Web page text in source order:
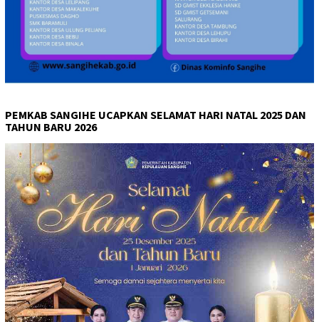
PEMKAB SANGIHE UCAPKAN SELAMAT HARI NATAL 2025 DAN
TAHUN BARU 2026